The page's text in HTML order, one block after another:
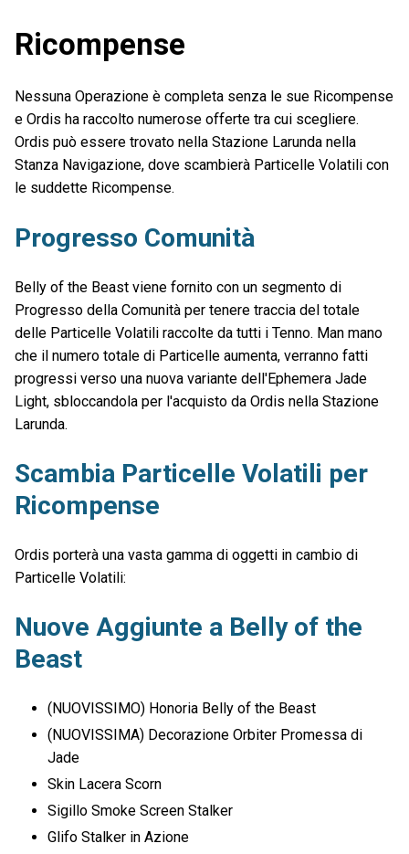
Ricompense
Nessuna Operazione è completa senza le sue Ricompense
e Ordis ha raccolto numerose offerte tra cui scegliere.
Ordis può essere trovato nella Stazione Larunda nella
Stanza Navigazione, dove scambierà Particelle Volatili con
le suddette Ricompense.
Progresso Comunità
Belly of the Beast viene fornito con un segmento di
Progresso della Comunità per tenere traccia del totale
delle Particelle Volatili raccolte da tutti i Tenno. Man mano
che il numero totale di Particelle aumenta, verranno fatti
progressi verso una nuova variante dell'Ephemera Jade
Light, sbloccandola per l'acquisto da Ordis nella Stazione
Larunda.
Scambia Particelle Volatili per
Ricompense
Ordis porterà una vasta gamma di oggetti in cambio di
Particelle Volatili:
Nuove Aggiunte a Belly of the
Beast
(NUOVISSIMO) Honoria Belly of the Beast
(NUOVISSIMA) Decorazione Orbiter Promessa di
Jade
Skin Lacera Scorn
Sigillo Smoke Screen Stalker
Glifo Stalker in Azione